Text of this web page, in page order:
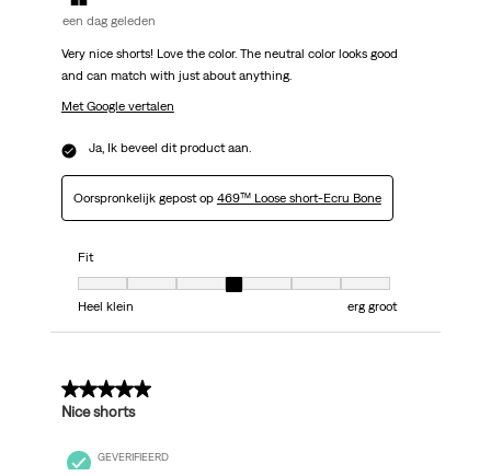
een dag geleden
Very nice shorts! Love the color. The neutral color looks good
and can match with just about anything.
Met Google vertalen
Ja, Ik beveel dit product aan.
Oorspronkelijk gepost op 469™ Loose short-Ecru Bone
Fit
Fit, 4 van 7, waarbij 1 gelijk is aan Heel klein en 7 gelijk is aan erg groot
Heel klein
erg groot
5 van 5 sterren.
Nice shorts
GEVERIFIEERD